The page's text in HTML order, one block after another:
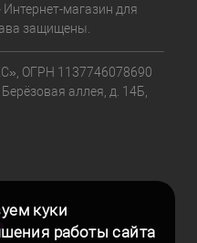
куки
работы сайта
магазин для
защищены.
ОГРН 1137746078690
аллея, д. 14Б,